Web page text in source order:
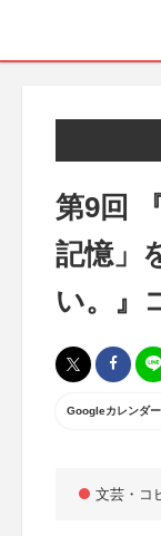
第9回
記憶」
い。』
Googleカレンダ
文芸・コ